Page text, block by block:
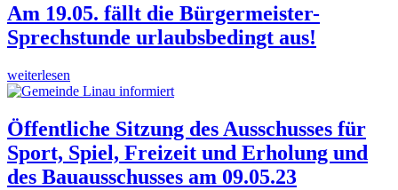
Am 19.05. fällt die Bürgermeister-
Sprechstunde urlaubsbedingt aus!
weiterlesen
Öffentliche Sitzung des Ausschusses für
Sport, Spiel, Freizeit und Erholung und
des Bauausschusses am 09.05.23